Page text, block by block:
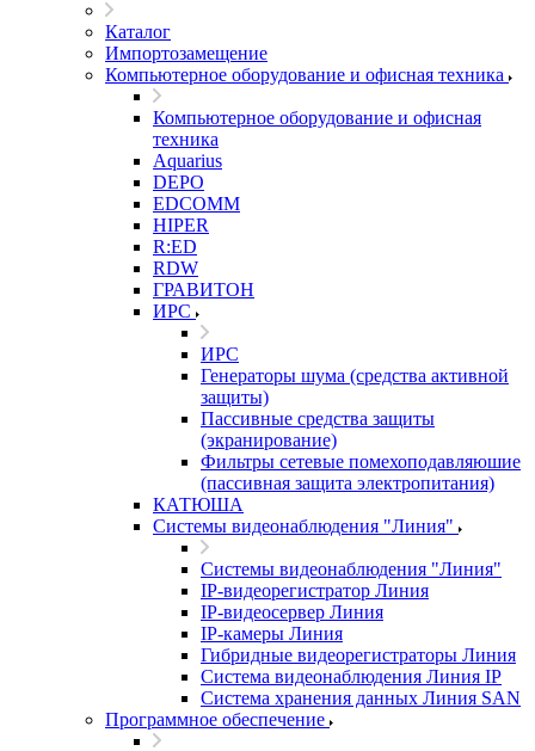
Каталог
Импортозамещение
Компьютерное оборудование и офисная техника
Компьютерное оборудование и офисная
техника
Aquarius
DEPO
EDCOMM
HIPER
R:ED
RDW
ГРАВИТОН
ИРС
ИРС
Генераторы шума (средства активной
защиты)
Пассивные средства защиты
(экранирование)
Фильтры сетевые помехоподавляюшие
(пассивная защита электропитания)
КАТЮША
Системы видеонаблюдения "Линия"
Системы видеонаблюдения "Линия"
IP-видеорегистратор Линия
IP-видеосервер Линия
IP-камеры Линия
Гибридные видеорегистраторы Линия
Система видеонаблюдения Линия IP
Система хранения данных Линия SAN
Программное обеспечение